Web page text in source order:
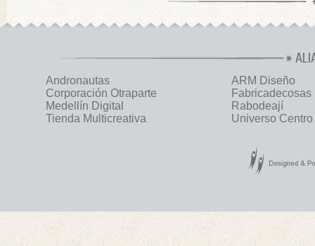
Andronautas
ARM Diseño
Corporación Otraparte
Fabricadecosas
Medellín Digital
Rabodeají
Tienda Multicreativa
Universo Centro